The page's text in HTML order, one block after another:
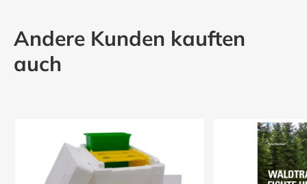
Andere Kunden kauften
auch